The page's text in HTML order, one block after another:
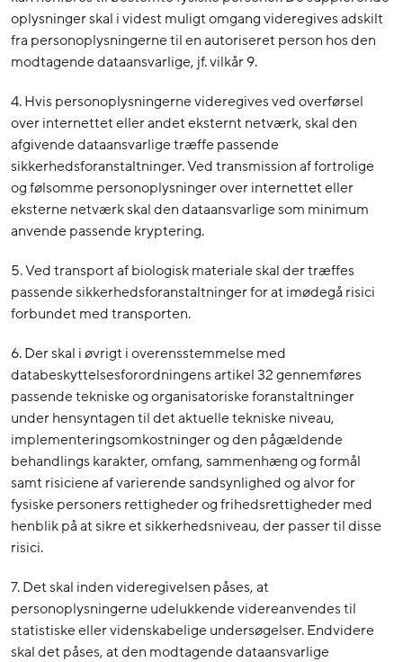
oplysninger skal i videst muligt omgang videregives adskilt
fra personoplysningerne til en autoriseret person hos den
modtagende dataansvarlige, jf. vilkår 9.
4. Hvis personoplysningerne videregives ved overførsel
over internettet eller andet eksternt netværk, skal den
afgivende dataansvarlige træffe passende
sikkerhedsforanstaltninger. Ved transmission af fortrolige
og følsomme personoplysninger over internettet eller
eksterne netværk skal den dataansvarlige som minimum
anvende passende kryptering.
5. Ved transport af biologisk materiale skal der træffes
passende sikkerhedsforanstaltninger for at imødegå risici
forbundet med transporten.
6. Der skal i øvrigt i overensstemmelse med
databeskyttelsesforordningens artikel 32 gennemføres
passende tekniske og organisatoriske foranstaltninger
under hensyntagen til det aktuelle tekniske niveau,
implementeringsomkostninger og den pågældende
behandlings karakter, omfang, sammenhæng og formål
samt risiciene af varierende sandsynlighed og alvor for
fysiske personers rettigheder og frihedsrettigheder med
henblik på at sikre et sikkerhedsniveau, der passer til disse
risici.
7. Det skal inden videregivelsen påses, at
personoplysningerne udelukkende videreanvendes til
statistiske eller videnskabelige undersøgelser. Endvidere
skal det påses, at den modtagende dataansvarlige